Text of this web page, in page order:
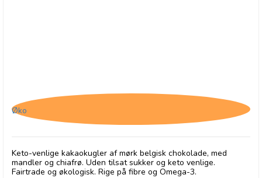
Øko
Keto-venlige kakaokugler af mørk belgisk chokolade, med
mandler og chiafrø. Uden tilsat sukker og keto venlige.
Fairtrade og økologisk. Rige på fibre og Omega-3.